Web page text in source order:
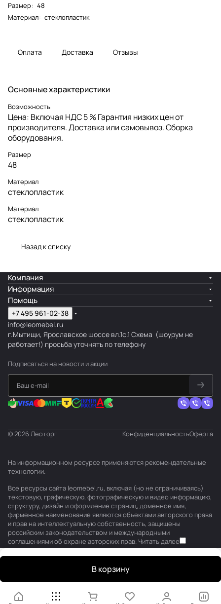
Размер: 48
Материал: стеклопластик
Оплата Доставка Отзывы
Основные характеристики
Возможность
Цена: Включая НДС 5 % Гарантия низких цен от
производителя. Доставка или самовывоз. Сборка
оборудования.
Размер
48
Материал
стеклопластик
Материал
стеклопластик
Назад к списку
В корзину
Компания
Информация
Помощь
+7 495 961-02-38
info@leomebel.ru
г.Мытищи, Ярославское шоссе вл.1с.1 Схема (шоурум не
работает!) просьба уточнять по телефону
Подписаться на новости и акции
© 2026 Леоторг КонфиденциальностьОферта
На информационном ресурсе применяются рекомендательные
технологии.
Все ресурсы сайта leomebel.ru, включая (но не ограничиваясь)
текстовую, графическую, фотографическую и видео информацию,
структуру, дизайн и оформление страниц, доменное имя,
фирменное наименование являются объектами авторского права
и прав на интеллектуальную собственность, защищены
российским законодательством и международными
соглашениями об охране авторских прав. Читать далее